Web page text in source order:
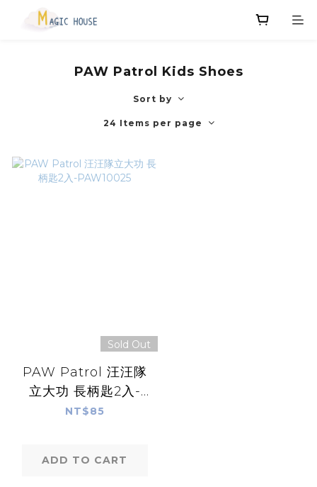
PAW Patrol Kids Shoes
Sort by
24 Items per page
Sold Out
PAW Patrol 汪汪隊
立大功 長柄匙2入-
PAW10025
NT$85
ADD TO CART